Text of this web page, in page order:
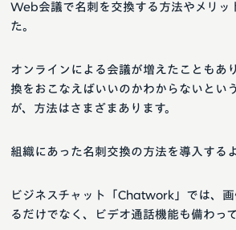
Web会議で名刺を交換する方法やメリッ
た。
オンラインによる会議が増えたこともあ
換をおこなえばいいのかわからないとい
が、方法はさまざまあります。
組織にあった名刺交換の方法を導入する
ビジネスチャット「Chatwork」では、
るだけでなく、ビデオ通話機能も備わって